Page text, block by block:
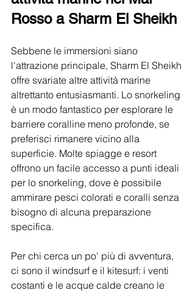
Rosso a Sharm El Sheikh
Sebbene le immersioni siano
l'attrazione principale, Sharm El Sheikh
offre svariate altre attività marine
altrettanto entusiasmanti. Lo snorkeling
è un modo fantastico per esplorare le
barriere coralline meno profonde, se
preferisci rimanere vicino alla
superficie. Molte spiagge e resort
offrono un facile accesso a punti ideali
per lo snorkeling, dove è possibile
ammirare pesci colorati e coralli senza
bisogno di alcuna preparazione
specifica.
Per chi cerca un po' più di avventura,
ci sono il windsurf e il kitesurf: i venti
costanti e le acque calde creano le